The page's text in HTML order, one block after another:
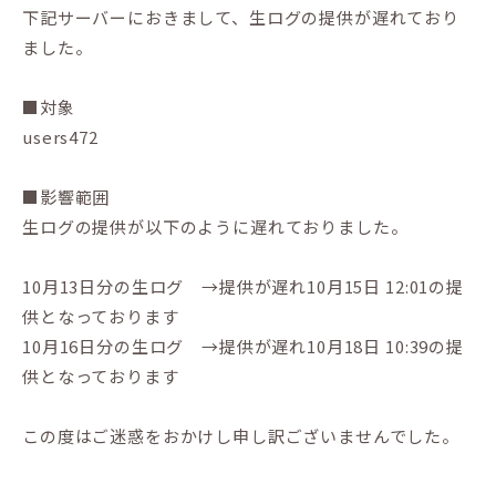
下記サーバーにおきまして、生ログの提供が遅れており
ました。
■対象
users472
■影響範囲
生ログの提供が以下のように遅れておりました。
10月13日分の生ログ →提供が遅れ10月15日 12:01の提
供となっております
10月16日分の生ログ →提供が遅れ10月18日 10:39の提
供となっております
この度はご迷惑をおかけし申し訳ございませんでした。